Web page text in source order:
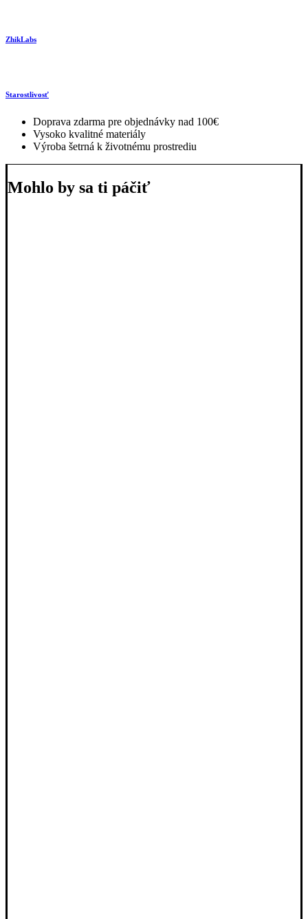
ZhikLabs
Starostlivosť
Doprava zdarma pre objednávky nad 100€
Vysoko kvalitné materiály
Výroba šetrná k životnému prostrediu
Mohlo by sa ti páčiť